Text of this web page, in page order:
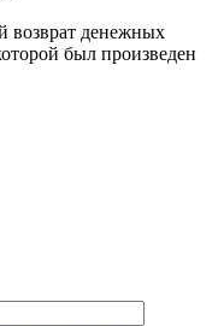
возврат денежных
был произведен